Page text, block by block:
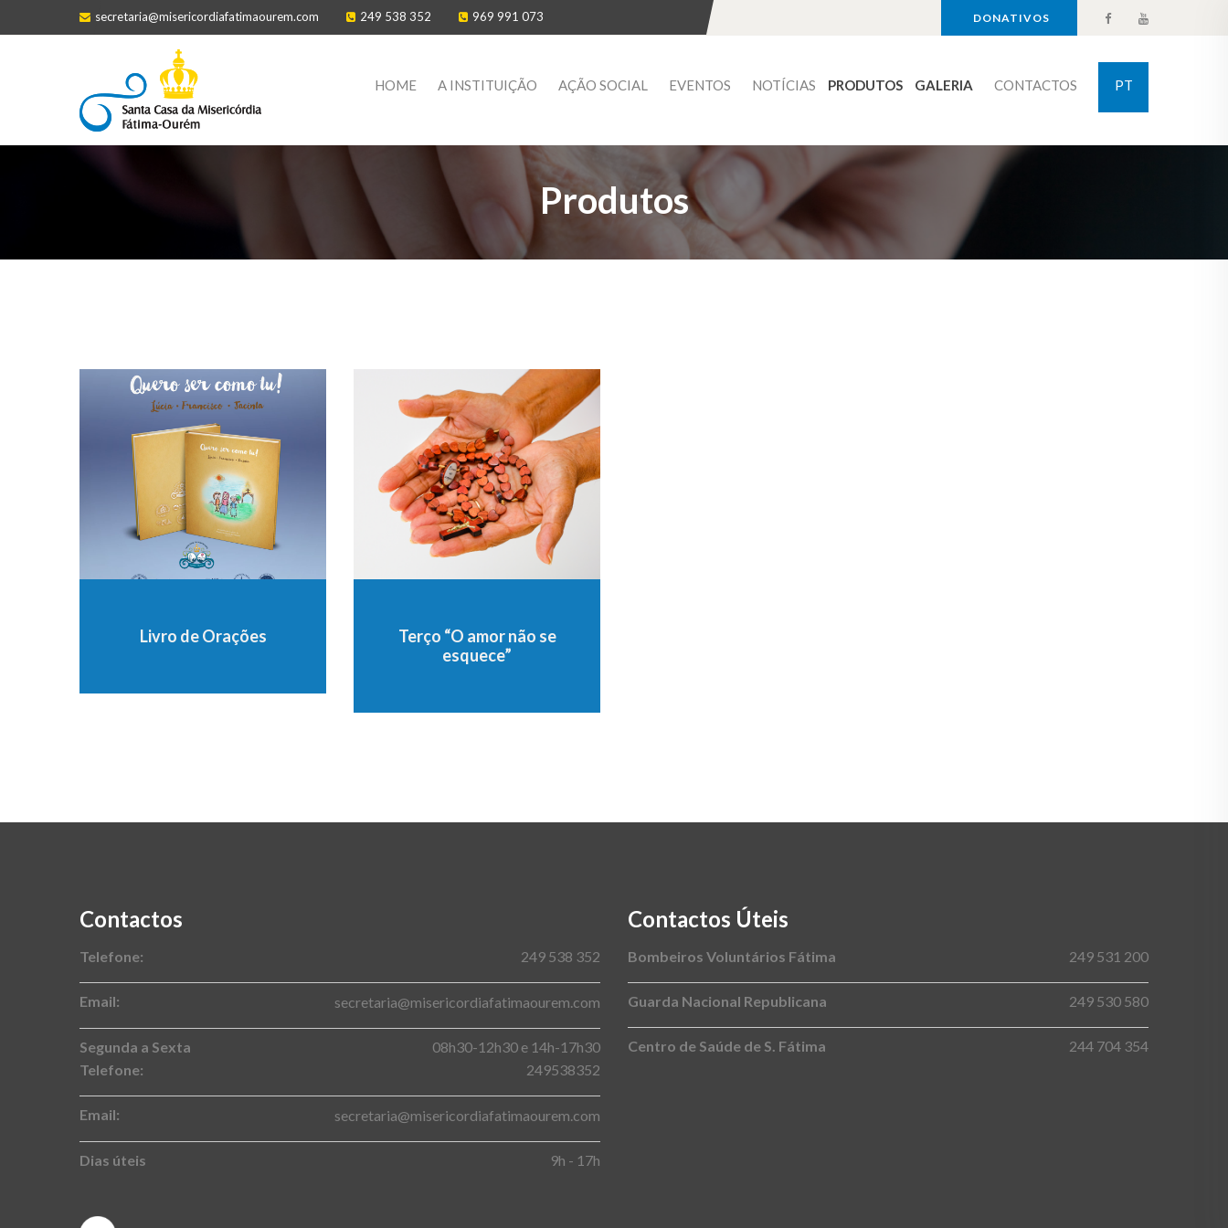
secretaria@misericordiafatimaourem.com 249 538 352 969 991 073 DONATIVOS
HOME A INSTITUIÇÃO AÇÃO SOCIAL EVENTOS NOTÍCIAS PRODUTOS GALERIA CONTACTOS PT
Produtos
Livro de Orações
Terço “O amor não se
esquece”
Contactos
Telefone: 249 538 352
Email: secretaria@misericordiafatimaourem.com
Segunda a Sexta
08h30-12h30 e 14h-17h30
Telefone:
249538352
Email: secretaria@misericordiafatimaourem.com
Dias úteis 9h - 17h
Contactos Úteis
Bombeiros Voluntários Fátima 249 531 200
Guarda Nacional Republicana 249 530 580
Centro de Saúde de S. Fátima 244 704 354